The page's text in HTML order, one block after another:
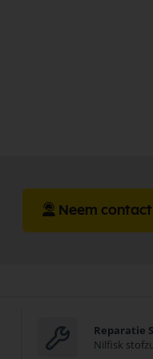
Neem
Reparatie
Nilfisk